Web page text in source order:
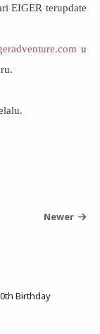
EIGER terupdate
u
Newer
Birthday